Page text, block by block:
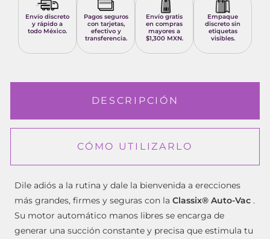
Envío discreto
y rápido a
todo México.
Pagos seguros
con tarjetas,
efectivo y
transferencia.
Envío gratis
en compras
mayores a
$1,300 MXN.
Empaque
discreto sin
etiquetas
visibles.
DESCRIPCIÓN
CÓMO UTILIZARLO
Dile adiós a la rutina y dale la bienvenida a erecciones
más grandes, firmes y seguras con la Classix® Auto-Vac .
Su motor automático manos libres se encarga de
generar una succión constante y precisa que estimula tu